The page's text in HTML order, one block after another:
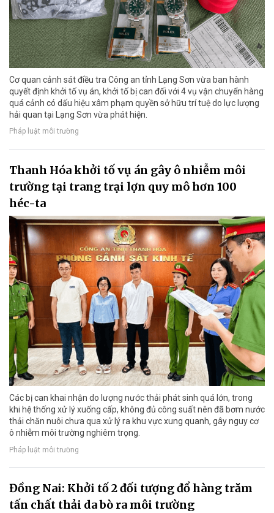
Cơ quan cảnh sát điều tra Công an tỉnh Lạng Sơn vừa ban hành
quyết định khởi tố vụ án, khởi tố bị can đối với 4 vụ vận chuyển hàng
quá cảnh có dấu hiệu xâm phạm quyền sở hữu trí tuệ do lực lượng
hải quan tại Lạng Sơn vừa phát hiện.
Pháp luật môi trường
Thanh Hóa khởi tố vụ án gây ô nhiễm môi
trường tại trang trại lợn quy mô hơn 100
héc-ta
Các bị can khai nhận do lượng nước thải phát sinh quá lớn, trong
khi hệ thống xử lý xuống cấp, không đủ công suất nên đã bơm nước
thải chăn nuôi chưa qua xử lý ra khu vực xung quanh, gây nguy cơ
ô nhiễm môi trường nghiêm trọng.
Pháp luật môi trường
Đồng Nai: Khởi tố 2 đối tượng đổ hàng trăm
tấn chất thải da bò ra môi trường